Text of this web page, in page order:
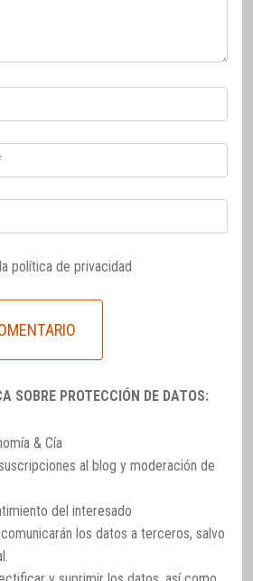
política de privacidad
SOBRE PROTECCIÓN DE DATOS:
& Cía
al blog y moderación de
del interesado
los datos a terceros, salvo